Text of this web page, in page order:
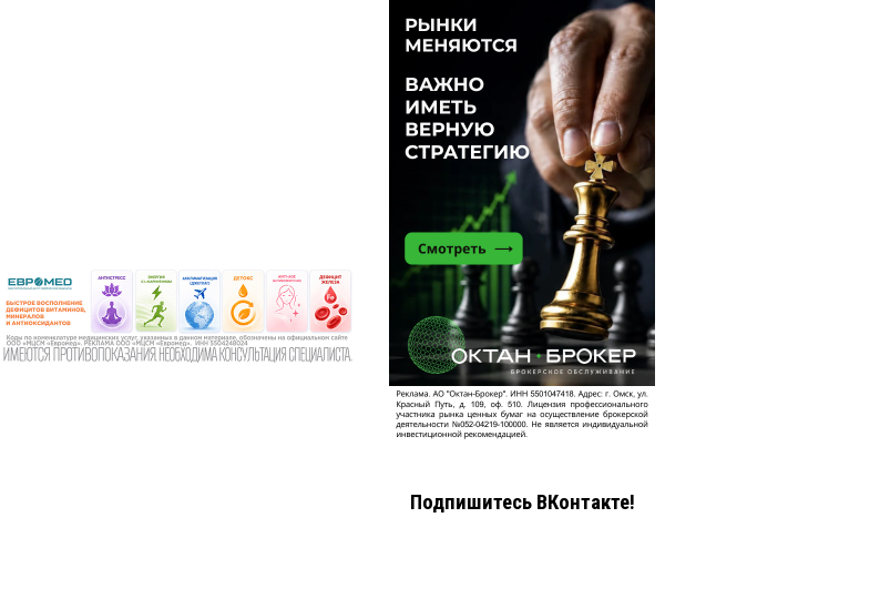
Подпишитесь ВКонтакте!